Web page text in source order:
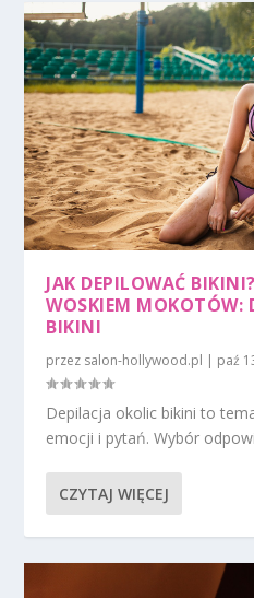
JAK DEPILOWAĆ
WOSKIEM MOKOTÓW:
BIKINI
przez salon-hollywood.pl | paź
Depilacja okolic bikini to
emocji i pytań. Wybór
CZYTAJ WIĘCEJ